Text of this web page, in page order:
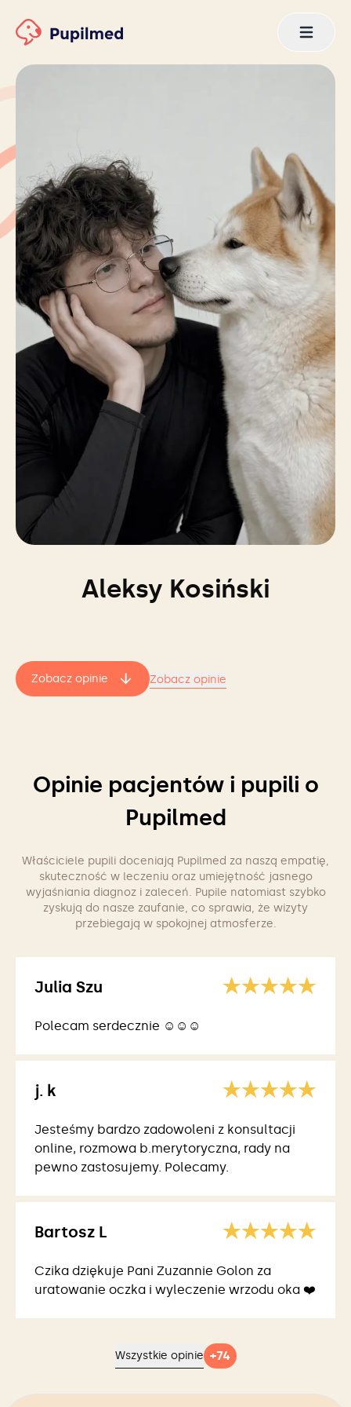
Aleksy Kosiński
Zobacz opinie Zobacz opinie
Opinie pacjentów i pupili o
Pupilmed
Właściciele pupili doceniają Pupilmed za naszą empatię,
skuteczność w leczeniu oraz umiejętność jasnego
wyjaśniania diagnoz i zaleceń. Pupile natomiast szybko
zyskują do nasze zaufanie, co sprawia, że wizyty
przebiegają w spokojnej atmosferze.
Julia Szu
Polecam serdecznie ☺️☺️☺️
j. k
Jesteśmy bardzo zadowoleni z konsultacji
online, rozmowa b.merytoryczna, rady na
pewno zastosujemy. Polecamy.
Bartosz L
Czika dziękuje Pani Zuzannie Golon za
uratowanie oczka i wyleczenie wrzodu oka ❤️
Wszystkie opinie +74